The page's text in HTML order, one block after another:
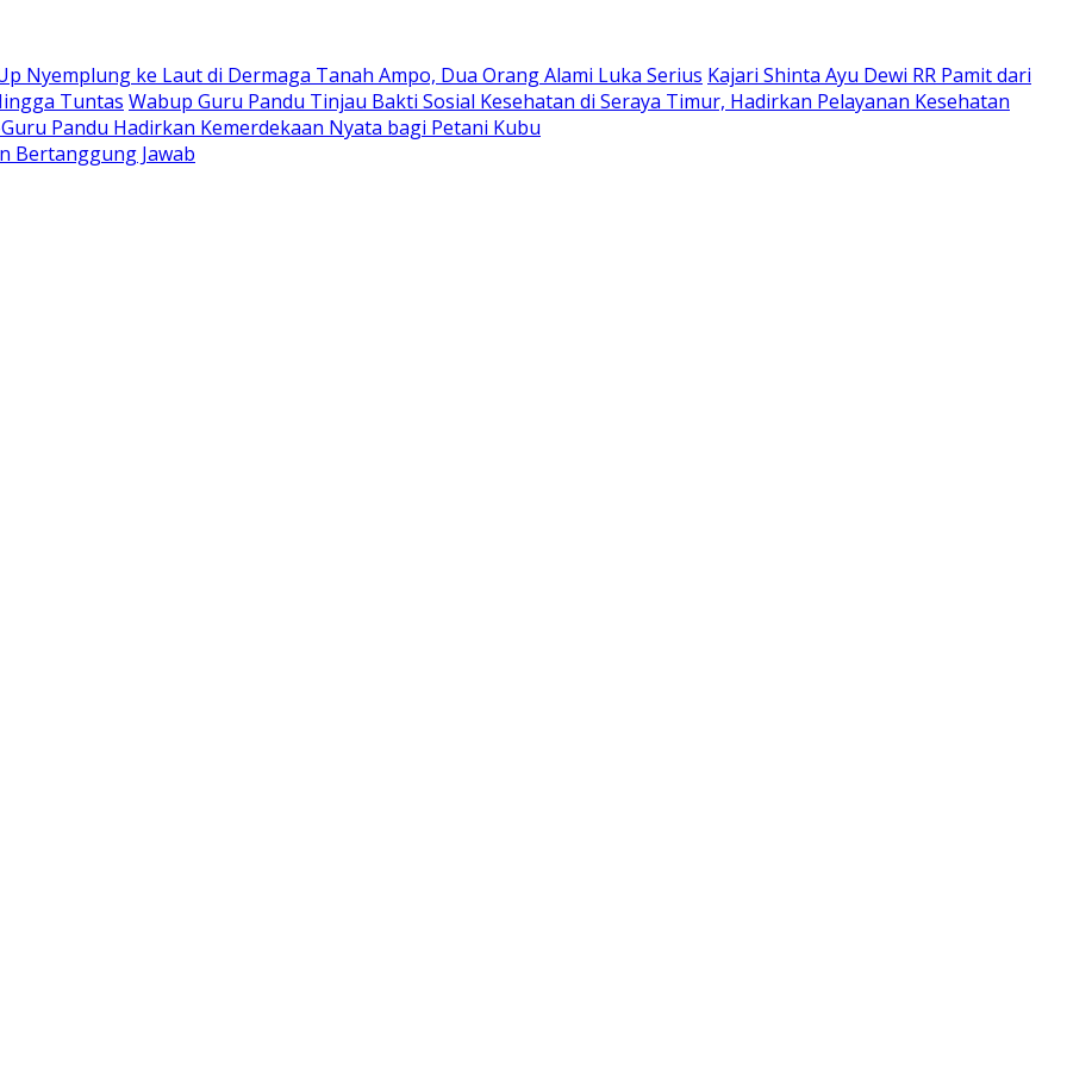
Nyemplung ke Laut di Dermaga Tanah Ampo, Dua Orang Alami Luka Serius Kajari Shinta Ayu Dewi RR Pamit dari
Tuntas Wabup Guru Pandu Tinjau Bakti Sosial Kesehatan di Seraya Timur, Hadirkan Pelayanan Kesehatan
Pandu Hadirkan Kemerdekaan Nyata bagi Petani Kubu